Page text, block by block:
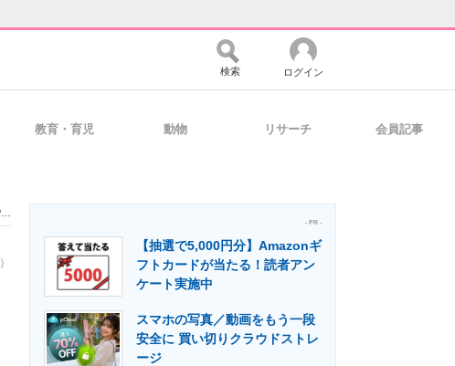
ーダーのコミュニティ マーケ×ITの今がよく分かる
のIT導入・活用を支援
検索 ログイン
教育・育児 動物 リサーチ 会員記事
- PR -
【抽選で5,000円分】Amazonギ
フトカードが当たる！読者アン
ケート実施中
スマホの写真／動画をもう一段
安全に 買い切りクラウドストレ
ージ